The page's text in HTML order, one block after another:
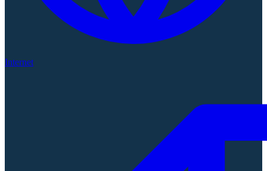
Internet